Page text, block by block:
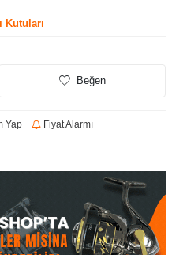
Kutuları
Beğen
Yap Fiyat Alarmı